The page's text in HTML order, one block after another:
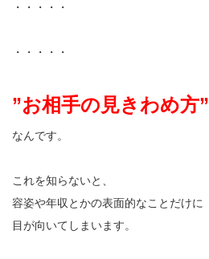
・・・・・
・・・・・
”お相手の見きわめ方”
なんです。
これを知らないと、
容姿や年収とかの表面的なことだけに
目が向いてしまいます。